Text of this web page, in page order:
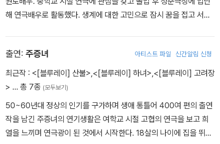
의 심리적 풍경을 비추어낸다. 모더니즘 소설의 백미로 꼽히는 김승
옥의 〈무진기행〉이 원작이며, 누벨바그를 중심으로 한 유럽 현대영화
의 영향이 완연한 작품이다.
해 연극배우로 활동했다. 생계에 대한 고민으로 잠시 꿈을 접고 서울
없어 연극 <여인천하> 무대에 올랐다가 당시 조긍하 감독의 눈에 띄
어, 1960년 영화 <과부>로 영화계에 데뷔했다. 데뷔 2년 만에 영화
<연산군>으로 제1회 대종상 남우주연상, <빨간 마후라>로 제 11회
후 <갯마을>, <미워도 다시 한번>, <대원군> 등 한국영화사의 주옥
같은 작품 300여 편에서 주연으로 활약하며 톱스타로서 1960년대
한국 영화 전성기를 함께 누렸다. 1978년 영화 <화조>를 끝으로 배
출연: 주증녀 아티스트 파일 신간알림 신청
최근작 : <[블루레이] 산불>,<[블루레이] 하녀>,<[블루레이] 고려장
> … 총 7종 (모두보기)
50~60년대 정상의 인기를 구가하며 생애 통틀어 400여 편의 출연
작을 남긴 주증녀의 연기생활은 여학교 시절 고협의 연극을 보고 희
열을 느끼며 연극광이 된 것에서 시작한다. 18살의 나이에 집을 뛰쳐